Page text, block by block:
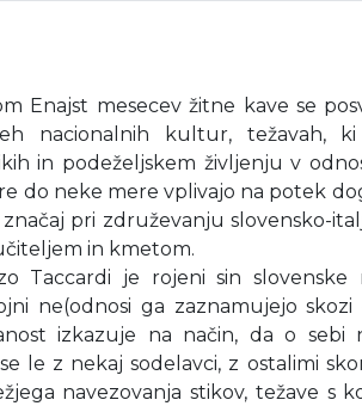
Enajst mesecev žitne kave se
nacionalnih kultur, težavah,
in podeželjskem življenju v
do neke mere vplivajo na potek
pri združevanju slovensko-
in kmetom.
Taccardi je rojeni sin slovenske
ne(odnosi ga zaznamujejo
izkazuje na način, da o sebi
le z nekaj sodelavci, z ostalimi
navezovanja stikov, težave s